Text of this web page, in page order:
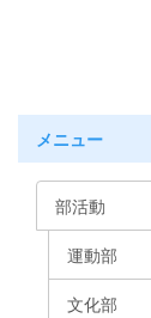
メニュー
部活動
運動部
文化部